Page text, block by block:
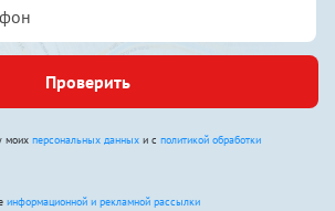
Проверить
моих персональных данных и с политикой обработки
информационной и рекламной рассылки